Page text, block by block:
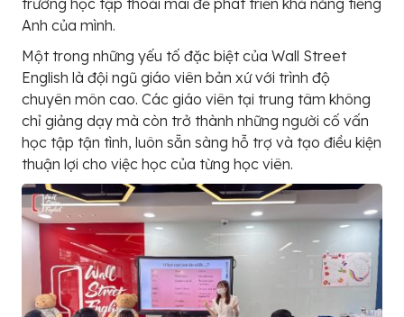
trường học tập thoải mái để phát triển khả năng tiếng
Anh của mình.
Một trong những yếu tố đặc biệt của Wall Street
English là đội ngũ giáo viên bản xứ với trình độ
chuyên môn cao. Các giáo viên tại trung tâm không
chỉ giảng dạy mà còn trở thành những người cố vấn
học tập tận tình, luôn sẵn sàng hỗ trợ và tạo điều kiện
thuận lợi cho việc học của từng học viên.